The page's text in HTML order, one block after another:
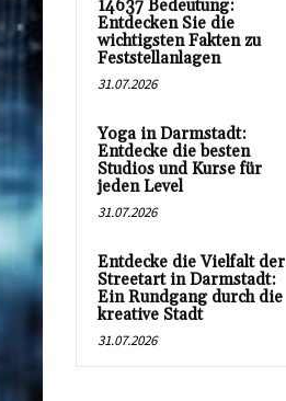
14637 Bedeutung:
Entdecken Sie die
wichtigsten Fakten zu
Feststellanlagen
31.07.2026
Yoga in Darmstadt:
Entdecke die besten
Studios und Kurse für
jeden Level
31.07.2026
Entdecke die Vielfalt der
Streetart in Darmstadt:
Ein Rundgang durch die
kreative Stadt
31.07.2026